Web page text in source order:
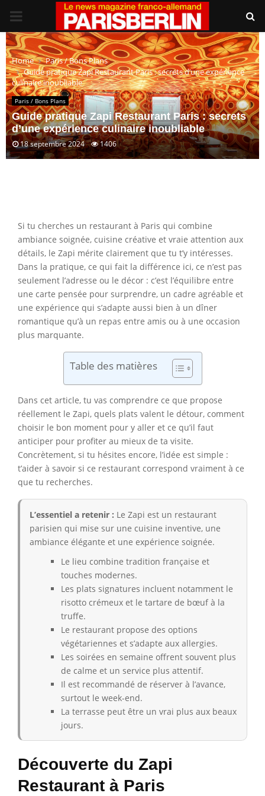
PRIMARY
MENU
Home
Paris / Bons Plans
Guide pratique Zapi Restaurant Paris : secrets d’une expérience
culinaire inoubliable
Paris / Bons Plans
Guide pratique Zapi Restaurant Paris : secrets
d’une expérience culinaire inoubliable
18 septembre 2024 1406
Si tu cherches un restaurant à Paris qui combine
ambiance soignée, cuisine créative et vraie attention aux
détails, le Zapi mérite clairement que tu t’y intéresses.
Dans la pratique, ce qui fait la différence ici, ce n’est pas
seulement l’adresse ou le décor : c’est l’équilibre entre
une carte pensée pour surprendre, un cadre agréable et
une expérience qui s’adapte aussi bien à un dîner
romantique qu’à un repas entre amis ou à une occasion
plus marquante.
Table des matières
Dans cet article, tu vas comprendre ce que propose
réellement le Zapi, quels plats valent le détour, comment
choisir le bon moment pour y aller et ce qu’il faut
anticiper pour profiter au mieux de ta visite.
Concrètement, si tu hésites encore, l’idée est simple :
t’aider à savoir si ce restaurant correspond vraiment à ce
que tu recherches.
L’essentiel a retenir : Le Zapi est un restaurant
parisien qui mise sur une cuisine inventive, une
ambiance élégante et une expérience soignée.
Le lieu combine tradition française et
touches modernes.
Les plats signatures incluent notamment le
risotto crémeux et le tartare de bœuf à la
truffe.
Le restaurant propose des options
végétariennes et s’adapte aux allergies.
Les soirées en semaine offrent souvent plus
de calme et un service plus attentif.
Il est recommandé de réserver à l’avance,
surtout le week-end.
La terrasse peut être un vrai plus aux beaux
jours.
Découverte du Zapi
Restaurant à Paris